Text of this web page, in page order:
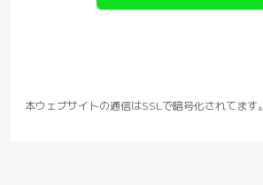
本ウェブサイトの通信はSSLで暗号化されてます。